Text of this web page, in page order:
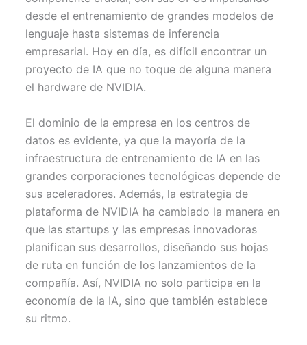
desde el entrenamiento de grandes modelos de
lenguaje hasta sistemas de inferencia
empresarial. Hoy en día, es difícil encontrar un
proyecto de IA que no toque de alguna manera
el hardware de NVIDIA.
El dominio de la empresa en los centros de
datos es evidente, ya que la mayoría de la
infraestructura de entrenamiento de IA en las
grandes corporaciones tecnológicas depende de
sus aceleradores. Además, la estrategia de
plataforma de NVIDIA ha cambiado la manera en
que las startups y las empresas innovadoras
planifican sus desarrollos, diseñando sus hojas
de ruta en función de los lanzamientos de la
compañía. Así, NVIDIA no solo participa en la
economía de la IA, sino que también establece
su ritmo.